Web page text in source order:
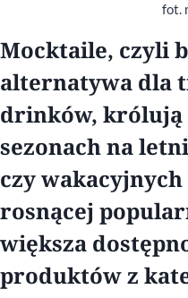
fot.
Mocktaile, czyli
alternatywa dla
drinków, królują
sezonach na
czy
rosnącej
większa
produktów z